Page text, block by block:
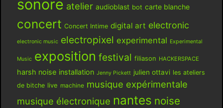
sonore atelier audioblast bot carte blanche
concert Concert Intime digital art electronic
electronic music electropixel experimental Experimental
Music exposition festival filiason HACKERSPACE
harsh noise installation Jenny Pickett julien ottavi les ateliers
de bitche live machine musique expérimentale
musique électronique nantes noise